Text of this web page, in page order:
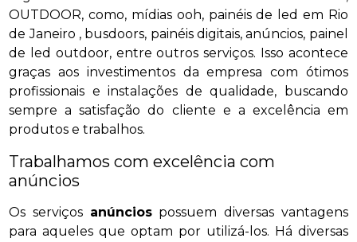
OUTDOOR, como, mídias ooh, painéis de led em Rio
de Janeiro , busdoors, painéis digitais, anúncios, painel
de led outdoor, entre outros serviços. Isso acontece
graças aos investimentos da empresa com ótimos
profissionais e instalações de qualidade, buscando
sempre a satisfação do cliente e a excelência em
produtos e trabalhos.
Trabalhamos com excelência com
anúncios
Os serviços anúnciospossuem diversas vantagens
para aqueles que optam por utilizá-los. Há diversas